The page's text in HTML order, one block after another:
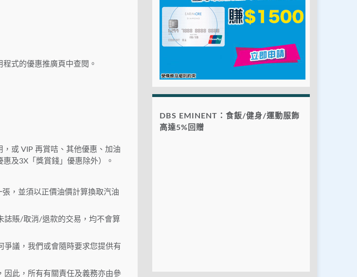
式的優惠推廣頁中查閱。
或 VIP 再賞咭、其他優惠、加油
及3X「獎賞錢」優惠除外）。
，並須以正價油價計算換取汽油
誌賬/取消/退款的交易，均不會算
議，我們或會隨時要求您提供有
因此，所有有關責任及義務亦由參
DBS EMINENT：食飯/健身/運動服飾
高達5%回贈